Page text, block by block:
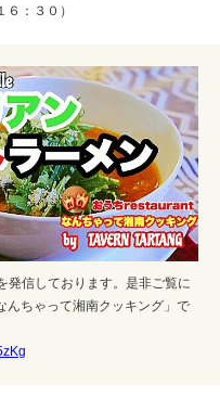
：３０）
発信しております。是非ご覧に
んちゃって湘南クッキング」で